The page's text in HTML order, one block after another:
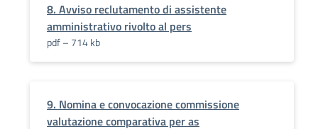
8. Avviso reclutamento di assistente
amministrativo rivolto al pers
pdf – 714 kb
9. Nomina e convocazione commissione
valutazione comparativa per as